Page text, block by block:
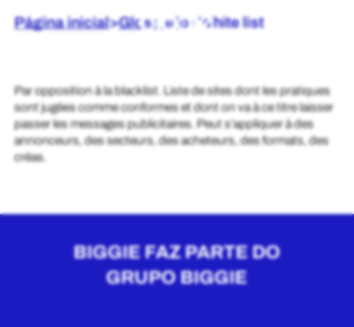
Página inicial>Glossário>White list
Par opposition à la blacklist. Liste de sites dont les pratiques
sont jugées comme conformes et dont on va à ce titre laisser
passer les messages publicitaires. Peut s’appliquer à des
annonceurs, des secteurs, des acheteurs, des formats, des
créas.
BIGGIE FAZ PARTE DO
GRUPO BIGGIE